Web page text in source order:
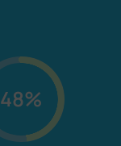
48%